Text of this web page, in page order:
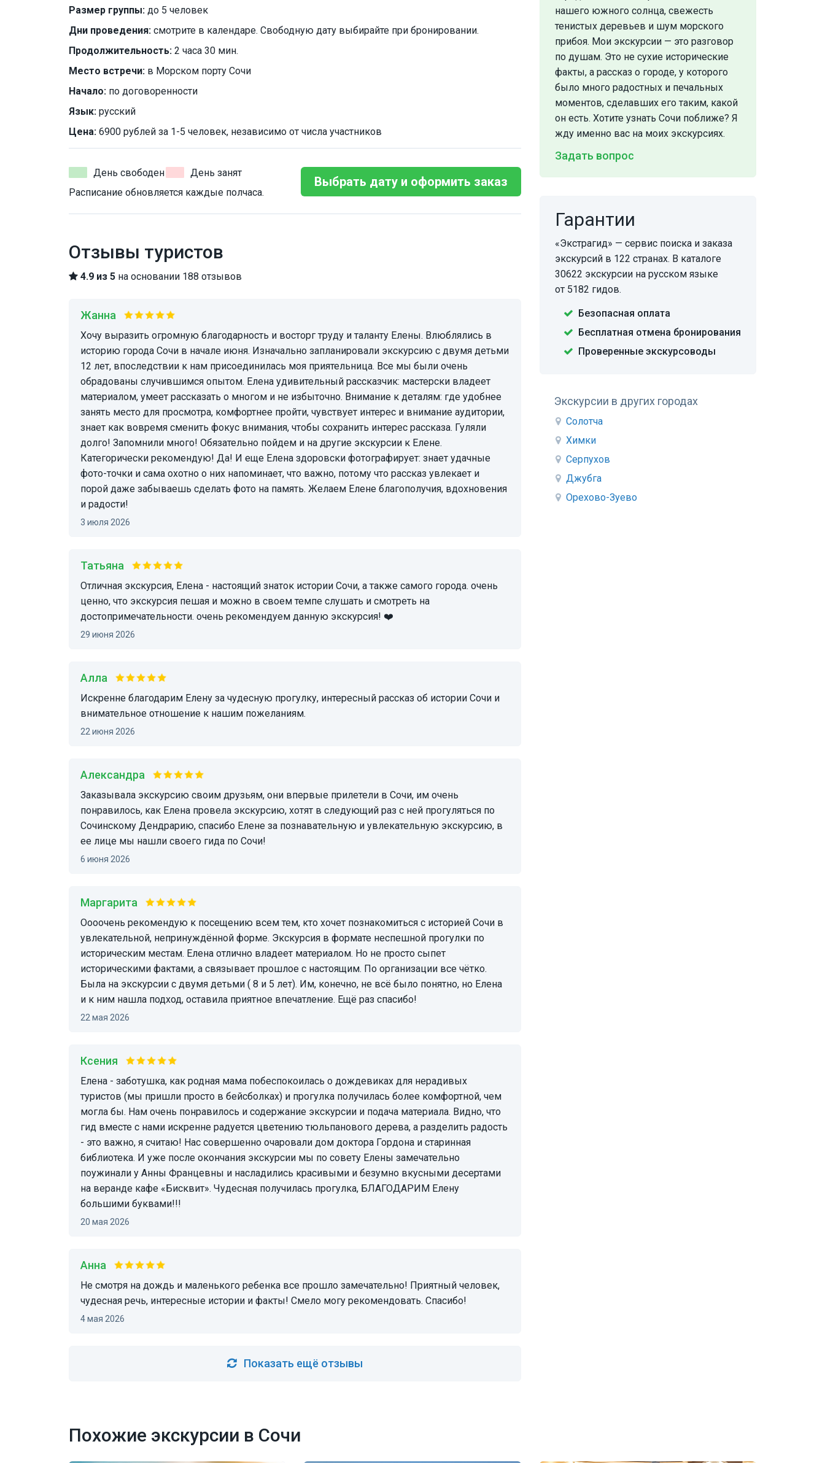
Размер группы: до 5 человек
Дни проведения: смотрите в календаре. Свободную дату выбирайте при бронировании.
Продолжительность: 2 часа 30 мин.
Место встречи: в Морском порту Сочи
Начало: по договоренности
Язык: русский
Цена: 6900 рублей за 1-5 человек, независимо от числа участников
День свободен
День занят
Расписание обновляется каждые полчаса.
Выбрать дату и оформить заказ
Отзывы туристов
4.9 из 5 на основании 188 отзывов
Жанна
Хочу выразить огромную благодарность и восторг труду и таланту Елены. Влюблялись в
историю города Сочи в начале июня. Изначально запланировали экскурсию с двумя детьми
12 лет, впоследствии к нам присоединилась моя приятельница. Все мы были очень
обрадованы случившимся опытом. Елена удивительный рассказчик: мастерски владеет
материалом, умеет рассказать о многом и не избыточно. Внимание к деталям: где удобнее
занять место для просмотра, комфортнее пройти, чувствует интерес и внимание аудитории,
знает как вовремя сменить фокус внимания, чтобы сохранить интерес рассказа. Гуляли
долго! Запомнили много! Обязательно пойдем и на другие экскурсии к Елене.
Категорически рекомендую! Да! И еще Елена здоровски фотографирует: знает удачные
фото-точки и сама охотно о них напоминает, что важно, потому что рассказ увлекает и
порой даже забываешь сделать фото на память. Желаем Елене благополучия, вдохновения
и радости!
3 июля 2026
Татьяна
отличная экскурсия, Елена - настоящий знаток истории Сочи, а также самого города. очень
ценно, что экскурсия пешая и можно в своем темпе слушать и смотреть на
достопримечательности. очень рекомендуем данную экскурсия! ❤️
29 июня 2026
Алла
Искренне благодарим Елену за чудесную прогулку, интересный рассказ об истории Сочи и
внимательное отношение к нашим пожеланиям.
22 июня 2026
Александра
Заказывала экскурсию своим друзьям, они впервые прилетели в Сочи, им очень
понравилось, как Елена провела экскурсию, хотят в следующий раз с ней прогуляться по
Сочинскому Дендрарию, спасибо Елене за познавательную и увлекательную экскурсию, в
ее лице мы нашли своего гида по Сочи!
6 июня 2026
Маргарита
Оооочень рекомендую к посещению всем тем, кто хочет познакомиться с историей Сочи в
увлекательной, непринуждённой форме. Экскурсия в формате неспешной прогулки по
историческим местам. Елена отлично владеет материалом. Но не просто сыпет
историческими фактами, а связывает прошлое с настоящим. По организации все чётко.
Была на экскурсии с двумя детьми ( 8 и 5 лет). Им, конечно, не всё было понятно, но Елена
и к ним нашла подход, оставила приятное впечатление. Ещё раз спасибо!
22 мая 2026
Ксения
Елена - заботушка, как родная мама побеспокоилась о дождевиках для нерадивых
туристов (мы пришли просто в бейсболках) и прогулка получилась более комфортной, чем
могла бы. Нам очень понравилось и содержание экскурсии и подача материала. Видно, что
гид вместе с нами искренне радуется цветению тюльпанового дерева, а разделить радость
- это важно, я считаю! Нас совершенно очаровали дом доктора Гордона и старинная
библиотека. И уже после окончания экскурсии мы по совету Елены замечательно
поужинали у Анны Францевны и насладились красивыми и безумно вкусными десертами
на веранде кафе «Бисквит». Чудесная получилась прогулка, БЛАГОДАРИМ Елену
большими буквами!!!
20 мая 2026
Анна
Не смотря на дождь и маленького ребенка все прошло замечательно! Приятный человек,
чудесная речь, интересные истории и факты! Смело могу рекомендовать. Спасибо!
4 мая 2026
Показать ещё отзывы
нашего южного солнца, свежесть
тенистых деревьев и шум морского
прибоя. Мои экскурсии — это разговор
по душам. Это не сухие исторические
факты, а рассказ о городе, у которого
было много радостных и печальных
моментов, сделавших его таким, какой
он есть. Хотите узнать Сочи поближе? Я
жду именно вас на моих экскурсиях.
Задать вопрос
Гарантии
«Экстрагид» — сервис поиска и заказа
экскурсий в 122 странах. В каталоге
30622 экскурсии на русском языке
от 5182 гидов.
Безопасная оплата
Бесплатная отмена бронирования
Проверенные экскурсоводы
Экскурсии в других городах
Солотча
Химки
Серпухов
Джубга
Орехово-Зуево
Похожие экскурсии в Сочи